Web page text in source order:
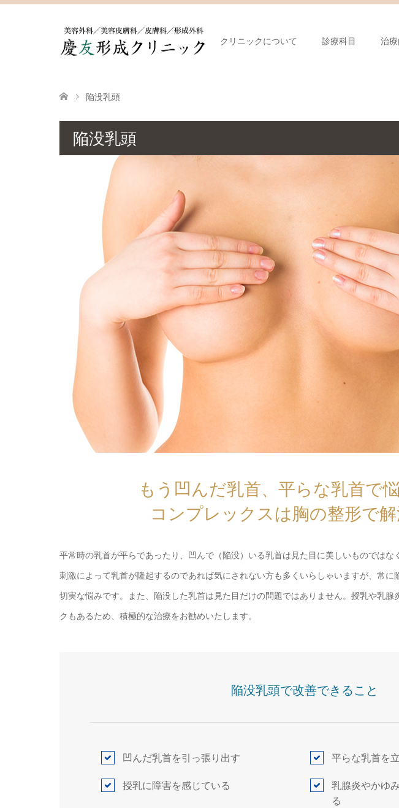
クリニックについて 診療科目 治
陥没乳頭
陥没乳頭
もう凹んだ乳首、平らな乳首で悩
コンプレックスは胸の整形で
平常時の乳首が平らであったり、凹んで（陥没）いる乳首は見た目に美しいものではな
刺激によって乳首が隆起するのであれば気にされない方も多くいらしゃいますが、常
切実な悩みです。また、陥没した乳首は見た目だけの問題ではありません。授乳や乳腺
クもあるため、積極的な治療をお勧めいたします。
陥没乳頭で改善できること
凹んだ乳首を引っ張り出す 平らな乳首を
授乳に障害を感じている
乳腺炎やかゆ
る